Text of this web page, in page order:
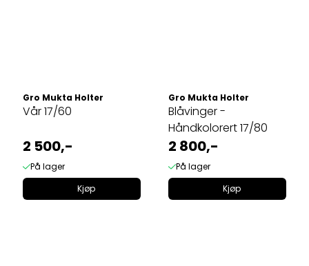
Gro Mukta Holter
Vår 17/60
2 500,-
På lager
Kjøp
Gro Mukta Holter
Blåvinger -
Håndkolorert 17/80
2 800,-
På lager
Kjøp